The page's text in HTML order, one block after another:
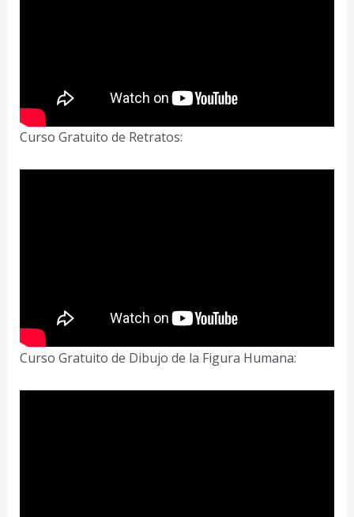
Curso Gratuito de Retratos:
Curso Gratuito de Dibujo de la Figura Humana: